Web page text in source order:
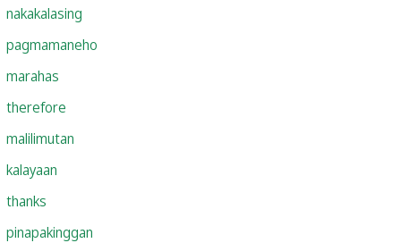
nakakalasing
pagmamaneho
marahas
therefore
malilimutan
kalayaan
thanks
pinapakinggan